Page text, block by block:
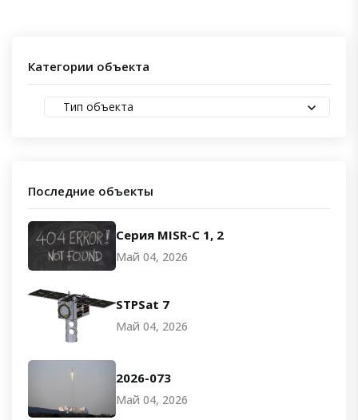
Категории объекта
Тип объекта
Последние объекты
Серия MISR-C 1, 2
Май 04, 2026
STPSat 7
Май 04, 2026
2026-073
Май 04, 2026